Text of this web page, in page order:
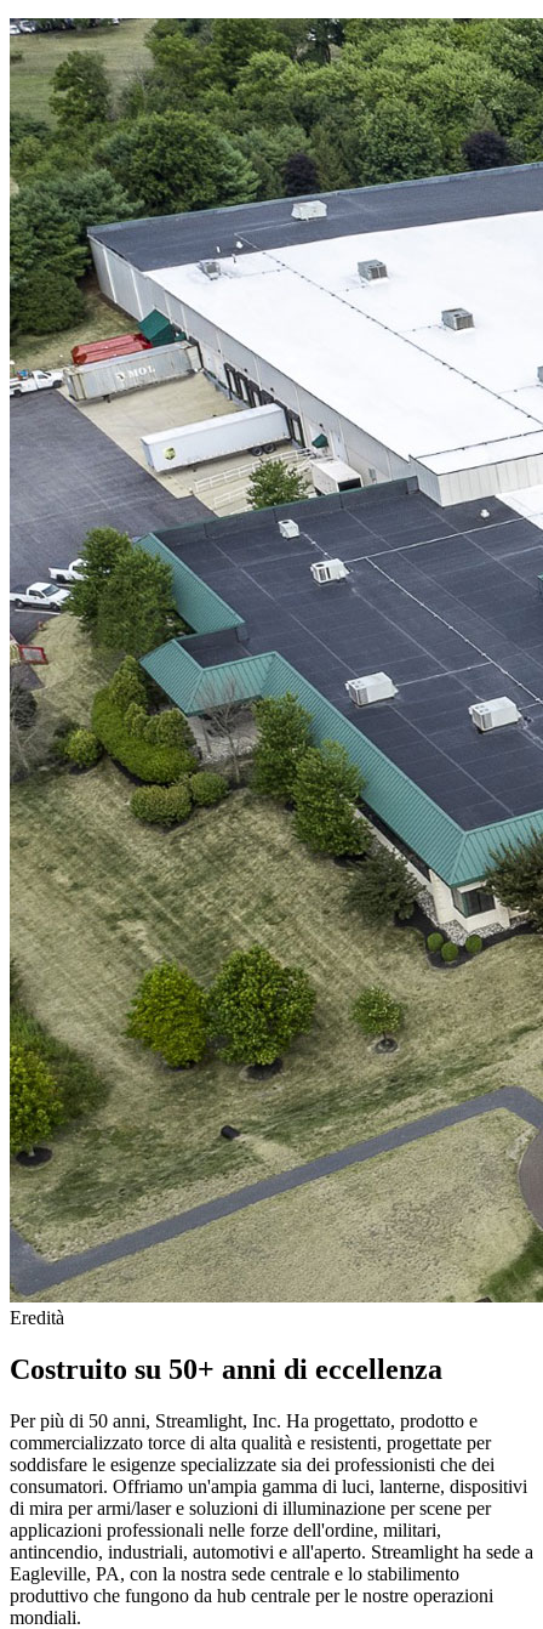
Eredità
Costruito su 50+ anni di eccellenza
Per più di 50 anni, Streamlight, Inc. Ha progettato, prodotto e
commercializzato torce di alta qualità e resistenti, progettate per
soddisfare le esigenze specializzate sia dei professionisti che dei
consumatori. Offriamo un'ampia gamma di luci, lanterne, dispositivi
di mira per armi/laser e soluzioni di illuminazione per scene per
applicazioni professionali nelle forze dell'ordine, militari,
antincendio, industriali, automotivi e all'aperto. Streamlight ha sede a
Eagleville, PA, con la nostra sede centrale e lo stabilimento
produttivo che fungono da hub centrale per le nostre operazioni
mondiali.